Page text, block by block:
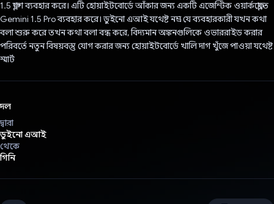
1.5 ফ্ল্যাশ ব্যবহার করে। এটি হোয়াইটবোর্ডে আঁকার জন্য একটি এজেন্টিক ওয়ার্কফ্লোতে
Gemini 1.5 Pro ব্যবহার করে। ডুইনো এআই যথেষ্ট নম্র যে ব্যবহারকারী যখন কথা
বলা শুরু করে তখন কথা বলা বন্ধ করে, বিদ্যমান অঙ্কনগুলিকে ওভাররাইড করার
পরিবর্তে নতুন বিষয়বস্তু যোগ করার জন্য হোয়াইটবোর্ডে খালি দাগ খুঁজে পাওয়া যথেষ্ট
স্মার্ট
দল
দ্বারা
ডুইনো এআই
থেকে
গিনি